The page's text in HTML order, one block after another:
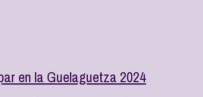
en la Guelaguetza 2024